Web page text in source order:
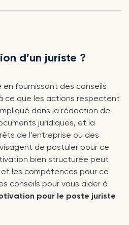
d’un juriste ?
en fournissant des conseils
ce que les actions respectent
dans la rédaction de
juridiques, et la
de l’entreprise ou des
de postuler pour ce
bien structurée peut
les compétences pour ce
conseils pour vous aider à
pour le poste juriste